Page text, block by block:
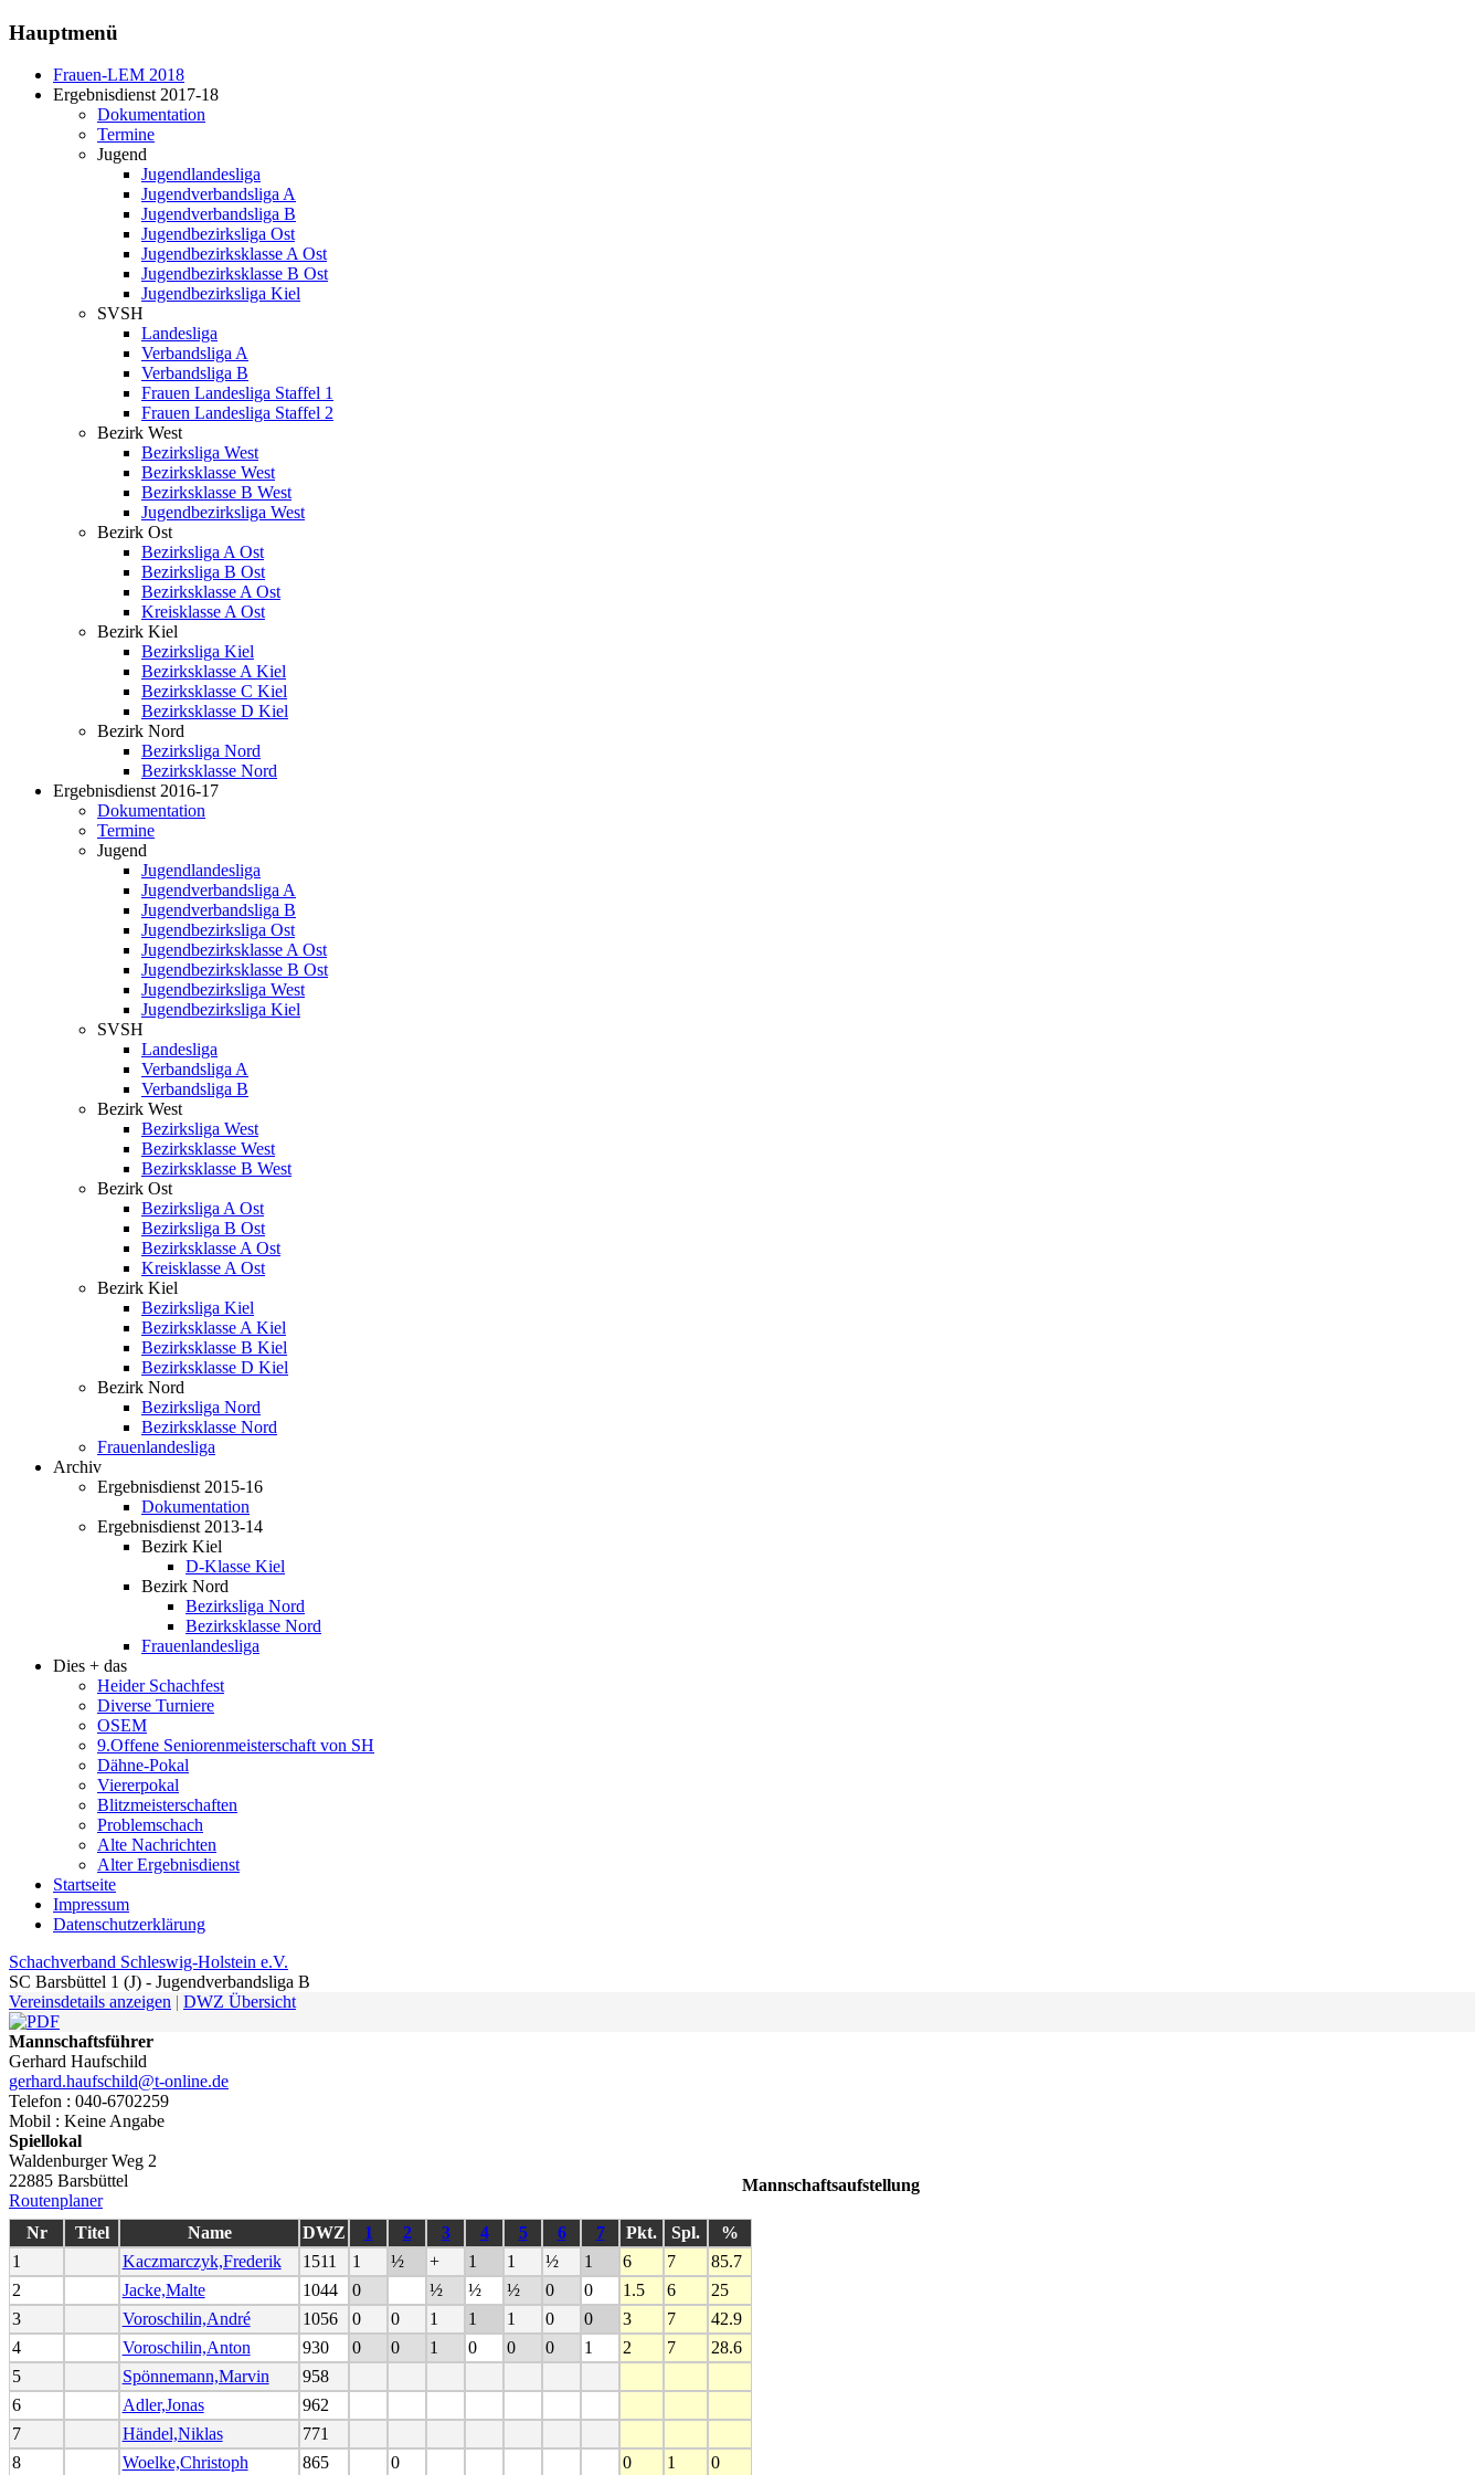
Hauptmenü
Frauen-LEM 2018
Ergebnisdienst 2017-18
Dokumentation
Termine
Jugend
Jugendlandesliga
Jugendverbandsliga A
Jugendverbandsliga B
Jugendbezirksliga Ost
Jugendbezirksklasse A Ost
Jugendbezirksklasse B Ost
Jugendbezirksliga Kiel
SVSH
Landesliga
Verbandsliga A
Verbandsliga B
Frauen Landesliga Staffel 1
Frauen Landesliga Staffel 2
Bezirk West
Bezirksliga West
Bezirksklasse West
Bezirksklasse B West
Jugendbezirksliga West
Bezirk Ost
Bezirksliga A Ost
Bezirksliga B Ost
Bezirksklasse A Ost
Kreisklasse A Ost
Bezirk Kiel
Bezirksliga Kiel
Bezirksklasse A Kiel
Bezirksklasse C Kiel
Bezirksklasse D Kiel
Bezirk Nord
Bezirksliga Nord
Bezirksklasse Nord
Ergebnisdienst 2016-17
Dokumentation
Termine
Jugend
Jugendlandesliga
Jugendverbandsliga A
Jugendverbandsliga B
Jugendbezirksliga Ost
Jugendbezirksklasse A Ost
Jugendbezirksklasse B Ost
Jugendbezirksliga West
Jugendbezirksliga Kiel
SVSH
Landesliga
Verbandsliga A
Verbandsliga B
Bezirk West
Bezirksliga West
Bezirksklasse West
Bezirksklasse B West
Bezirk Ost
Bezirksliga A Ost
Bezirksliga B Ost
Bezirksklasse A Ost
Kreisklasse A Ost
Bezirk Kiel
Bezirksliga Kiel
Bezirksklasse A Kiel
Bezirksklasse B Kiel
Bezirksklasse D Kiel
Bezirk Nord
Bezirksliga Nord
Bezirksklasse Nord
Frauenlandesliga
Archiv
Ergebnisdienst 2015-16
Dokumentation
Ergebnisdienst 2013-14
Bezirk Kiel
D-Klasse Kiel
Bezirk Nord
Bezirksliga Nord
Bezirksklasse Nord
Frauenlandesliga
Dies + das
Heider Schachfest
Diverse Turniere
OSEM
9.Offene Seniorenmeisterschaft von SH
Dähne-Pokal
Viererpokal
Blitzmeisterschaften
Problemschach
Alte Nachrichten
Alter Ergebnisdienst
Startseite
Impressum
Datenschutzerklärung
Schachverband Schleswig-Holstein e.V.
SC Barsbüttel 1 (J) - Jugendverbandsliga B
Vereinsdetails anzeigen | DWZ Übersicht
Mannschaftsführer
Gerhard Haufschild
gerhard.haufschild@t-online.de
Telefon : 040-6702259
Mobil : Keine Angabe
Spiellokal
Waldenburger Weg 2
22885 Barsbüttel
Routenplaner
Mannschaftsaufstellung
Nr Titel Name DWZ 1 2 3 4 5 6 7 Pkt. Spl.
%
1
Kaczmarczyk,Frederik 1511 1 ½ + 1 1 ½ 1 6 7
85.7
2
Jacke,Malte 1044 0 ½ ½ ½ 0 0 1.5 6
25
3
Voroschilin,André 1056 0 0 1 1 1 0 0 3 7
42.9
4
Voroschilin,Anton 930 0 0 1 0 0 0 1 2 7
28.6
5
Spönnemann,Marvin
958
6
Adler,Jonas
962
7
Händel,Niklas
771
8
Woelke,Christoph 865 0 0 1 0